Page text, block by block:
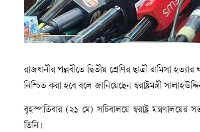
রাজধানীর পল্লবীতে দ্বিতীয় শ্রেণির ছাত্রী রামিসা
নিশ্চিত করা হবে বলে জানিয়েছেন স্বরাষ্ট্রমন্ত্রী
বৃহস্পতিবার (২১ মে) সচিবালয়ে স্বরাষ্ট্র
তিনি।